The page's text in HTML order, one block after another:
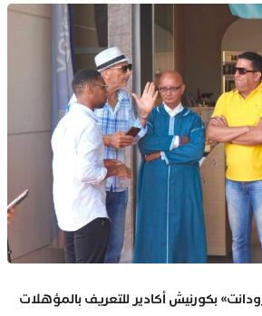
بكورنيش أكادير للتعريف بالمؤهلات